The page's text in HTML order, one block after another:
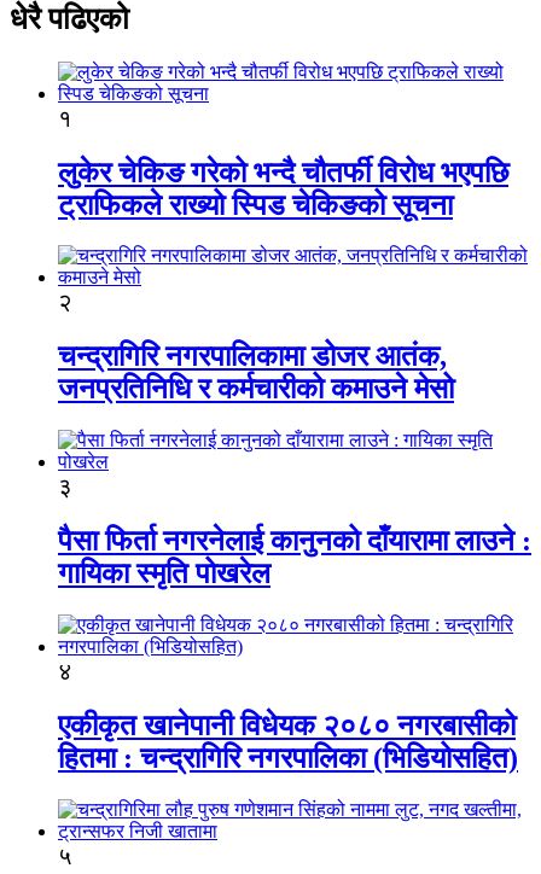
धेरै पढिएको
१
लुकेर चेकिङ गरेको भन्दै चौतर्फी विरोध भएपछि
ट्राफिकले राख्यो स्पिड चेकिङको सूचना
२
चन्द्रागिरि नगरपालिकामा डोजर आतंक,
जनप्रतिनिधि र कर्मचारीको कमाउने मेसो
३
पैसा फिर्ता नगरनेलाई कानुनको दाँयारामा लाउने :
गायिका स्‍मृति पोखरेल
४
एकीकृत खानेपानी विधेयक २०८० नगरबासीको
हितमा : चन्द्रागिरि नगरपालिका (भिडियोसहित)
५